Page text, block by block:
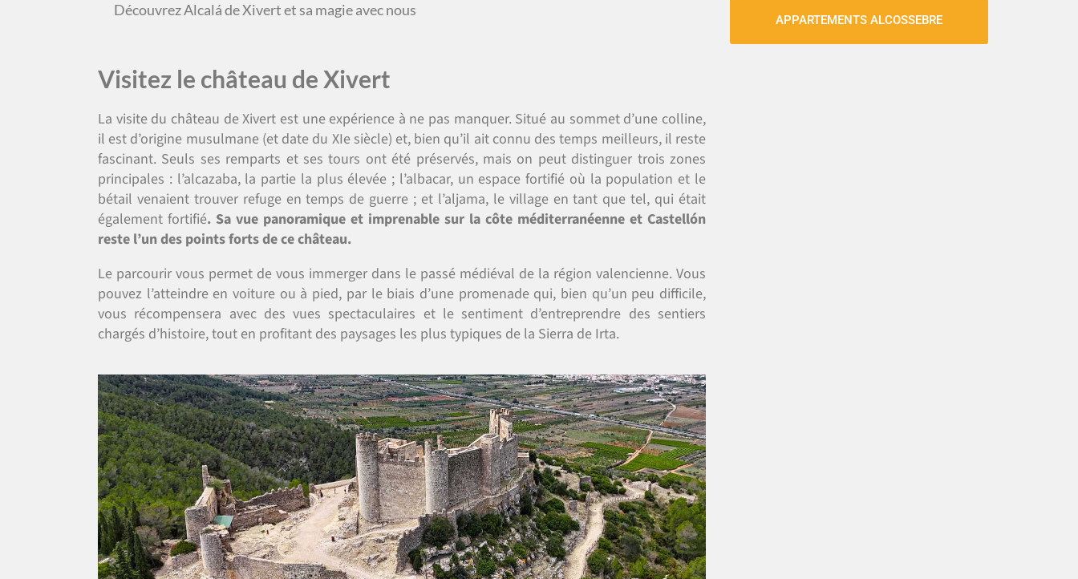
Découvrez Alcalá de Xivert et sa magie avec nous
Visitez le château de Xivert
La visite du château de Xivert est une expérience à ne pas manquer. Situé au sommet d’une colline,
il est d’origine musulmane (et date du XIe siècle) et, bien qu’il ait connu des temps meilleurs, il reste
fascinant. Seuls ses remparts et ses tours ont été préservés, mais on peut distinguer trois zones
principales : l’alcazaba, la partie la plus élevée ; l’albacar, un espace fortifié où la population et le
bétail venaient trouver refuge en temps de guerre ; et l’aljama, le village en tant que tel, qui était
également fortifié. Sa vue panoramique et imprenable sur la côte méditerranéenne et Castellón
reste l’un des points forts de ce château.
Le parcourir vous permet de vous immerger dans le passé médiéval de la région valencienne. Vous
pouvez l’atteindre en voiture ou à pied, par le biais d’une promenade qui, bien qu’un peu difficile,
vous récompensera avec des vues spectaculaires et le sentiment d’entreprendre des sentiers
chargés d’histoire, tout en profitant des paysages les plus typiques de la Sierra de Irta.
APPARTEMENTS ALCOSSEBRE